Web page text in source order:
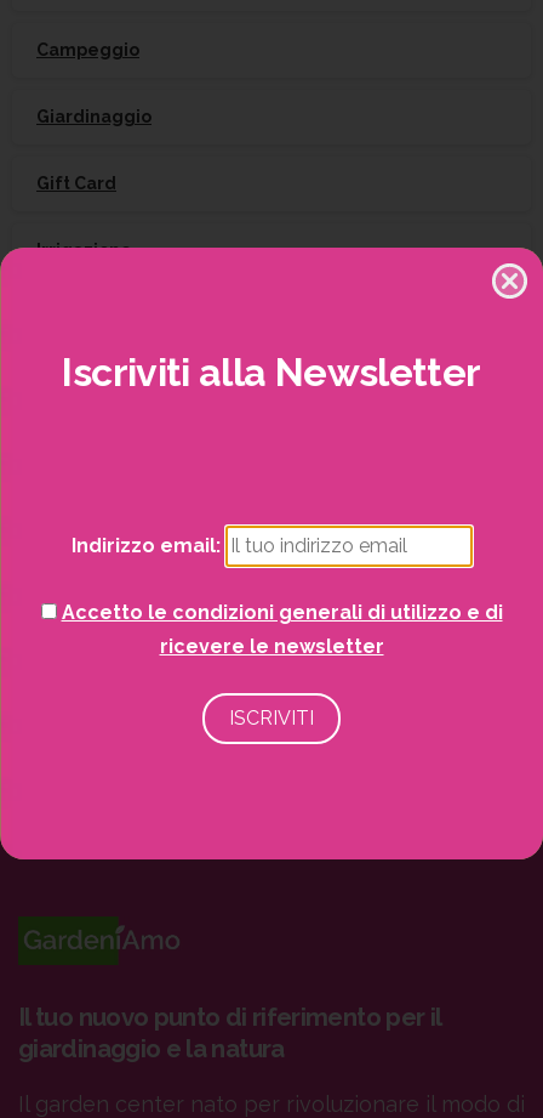
Campeggio
Giardinaggio
Gift Card
Irrigazione
Piante
Strutture da esterno
Il tuo nuovo punto di riferimento per il
giardinaggio e la natura
Il garden center nato per rivoluzionare il modo di
Iscriviti alla Newsletter
Indirizzo email:
Accetto le condizioni generali di utilizzo e di
ricevere le newsletter